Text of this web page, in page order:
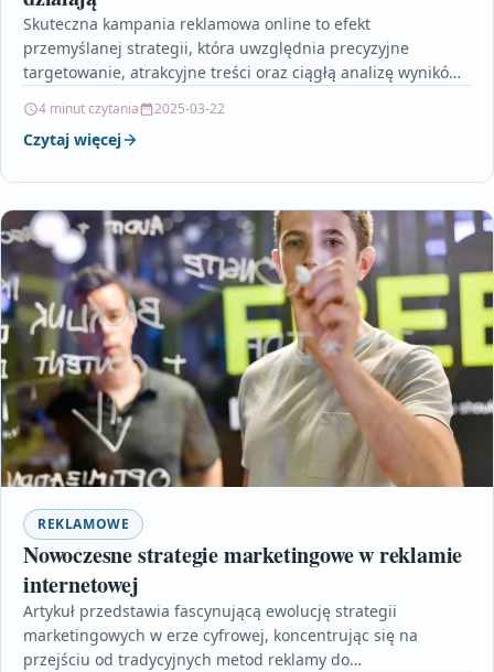
Skuteczna kampania reklamowa online to efekt
przemyślanej strategii, która uwzględnia precyzyjne
targetowanie, atrakcyjne treści oraz ciągłą analizę wyników.
4 minut czytania 2025-03-22
Czytaj więcej
REKLAMOWE
Nowoczesne strategie marketingowe w reklamie
internetowej
Artykuł przedstawia fascynującą ewolucję strategii
marketingowych w erze cyfrowej, koncentrując się na
przejściu od tradycyjnych metod reklamy do